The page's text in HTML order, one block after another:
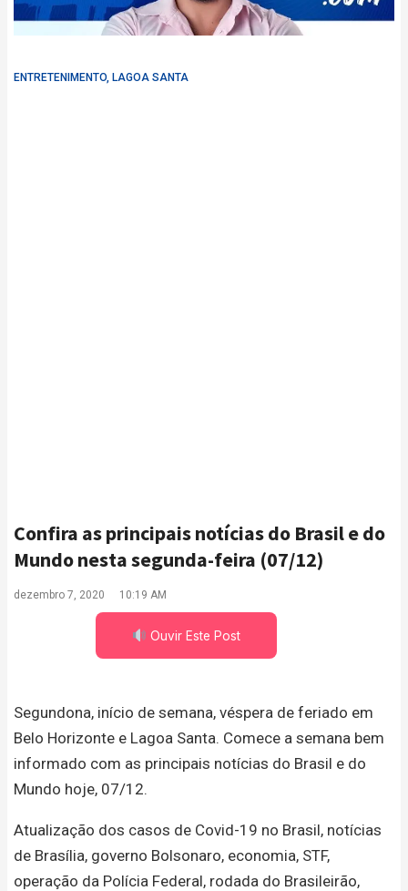
ENTRETENIMENTO, LAGOA SANTA
Confira as principais notícias do Brasil e do
Mundo nesta segunda-feira (07/12)
dezembro 7, 2020 10:19 AM
Ouvir Este Post
Segundona, início de semana, véspera de feriado em
Belo Horizonte e Lagoa Santa. Comece a semana bem
informado com as principais notícias do Brasil e do
Mundo hoje, 07/12.
Atualização dos casos de Covid-19 no Brasil, notícias
de Brasília, governo Bolsonaro, economia, STF,
operação da Polícia Federal, rodada do Brasileirão,